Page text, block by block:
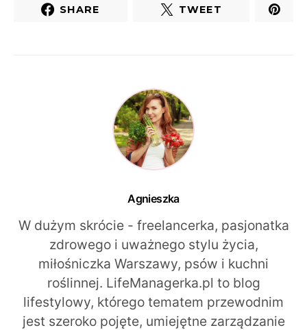
SHARE TWEET
Agnieszka
W dużym skrócie - freelancerka, pasjonatka
zdrowego i uważnego stylu życia,
miłośniczka Warszawy, psów i kuchni
roślinnej. LifeManagerka.pl to blog
lifestylowy, którego tematem przewodnim
jest szeroko pojęte, umiejętne zarządzanie